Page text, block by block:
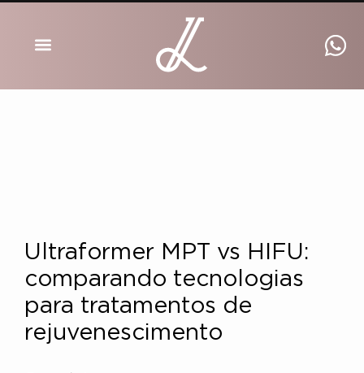
Ultraformer MPT vs HIFU:
comparando tecnologias
para tratamentos de
rejuvenescimento